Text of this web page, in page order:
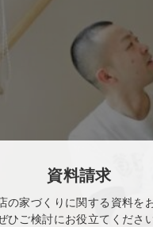
資料請求
の家づくりに関する資料を
ひご検討にお役立てください